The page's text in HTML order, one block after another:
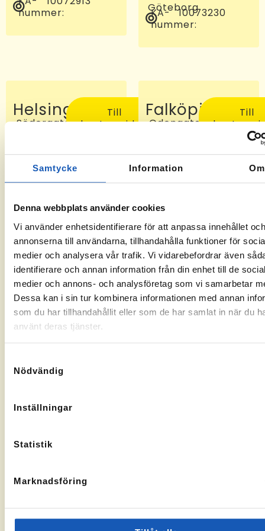
Samtycke Information Om
Denna webbplats använder cookies
Vi använder enhetsidentifierare för att anpassa innehållet och
annonserna till användarna, tillhandahålla funktioner för
medier och analysera vår trafik. Vi vidarebefordrar även
identifierare och annan information från din enhet till de
medier och annons- och analysföretag som vi samarbetar
Dessa kan i sin tur kombinera informationen med annan
som du har tillhandahållit eller som de har samlat in när du
använt deras tjänster.
Nödvändig
Inställningar
Statistik
Marknadsföring
nummer:
Göteborg
KA-
nummer:
10073230
Helsingborg
Södergatan
KA-
nummer:
-6
Till
kontorssidan
Falköping
Odengatan
Falköping
KA-
nummer:
10072810
Till
Sveg
Gränsgatan
17, 842
32 Sveg
KA-
nummer:
10069283
Till
kontorssidan
Tomelilla
Nybogatan
2B, 273
30
Tomelilla
KA-
10073436
Åtvidaberg
Åtvidaberg